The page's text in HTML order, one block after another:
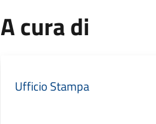
A cura di
Ufficio Stampa